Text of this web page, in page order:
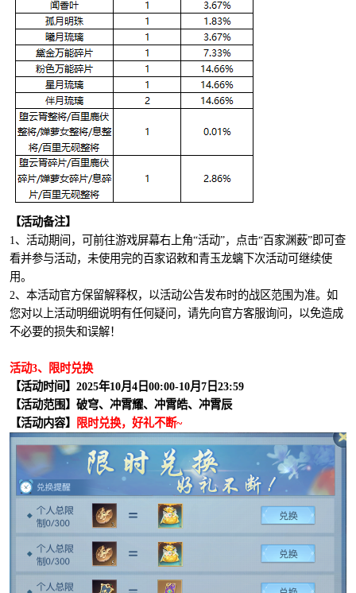
【活动备注】
1、活动期间，可前往游戏屏幕右上角“活动”，点击“百家渊薮”即可查
看并参与活动，未使用完的百家诏敕和青玉龙螭下次活动可继续使
用。
2、本活动官方保留解释权，以活动公告发布时的战区范围为准。如
您对以上活动明细说明有任何疑问，请先向官方客服询问，以免造成
不必要的损失和误解！
活动3、限时兑换
【活动时间】2025年10月4日00:00-10月7日23:59
【活动范围】破穹、冲霄耀、冲霄皓、冲霄辰
【活动内容】
限时兑换，好礼不断~